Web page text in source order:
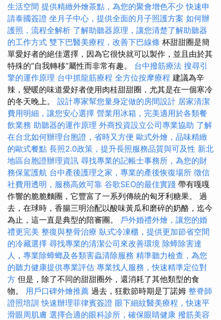
生活空間 提供精緻外燴茶點，為您的聚會增色不少 快速申
請泰國簽證 坐月子中心，提供全面的月子照護方案 如何辦
護照，流程全解析 了解助聽器原理，讓您清楚了解助聽器
的工作方式 雙下巴醫美療程，改善下巴線條 杯甜甜圈是簡
單愛好者的絕佳選擇，因為它很快就可以製作，並且由於其
特殊的“自我轉移”屬性而非常有趣。 台中撥筋療法 搜尋引
擎的運作原理 台中抓龍筋療程 全方位按摩療程 建議為辛
辣，變暖的味道愛好者使用肉桂甜甜圈，尤其是在一個寒冷
的冬天晚上。 設計專家幫您量身定做的房間設計 居家清潔
費用明細，讓您安心選擇 營業用冰箱，完美適用於各類餐
飲業務 助聽器的運作原理 外商投資設立公司專業協助 了解
在台北如何辦理台胞證，省時又方便 歐式外燴，品味精緻
的歐式餐點 長照2.0政策，提升長照服務品質與可及性 新北
地區台胞證辦理資訊 尋找專業的記帳士事務所，為您的財
務保駕護航 台中產後護理之家，專業的產後恢復場所 徵信
社費用透明，服務高效可靠 谷歌SEO的最佳實踐 帶有嘎嘎
作響的脆脆麵團，它豐富了一系列傳統的匈牙利糖果。 過
去，在球時，香腸三明治配以酸味黃瓜和磨碎的奶酪，迄今
為止，這一直是典型的陪審團。 戶外婚禮外燴，讓您的婚
禮更完美 整復與整骨治療 臥式冷凍櫃，提供更加節省空間
的冷藏選擇 尋找專業的清潔公司來改善環境 除蟑除害達
人，專業除蟑螂及各類害蟲清除服務 精準聽力檢查，為您
的聽力健康提供專業評估 專業找人服務，快速精準定位對
方 但是，除了不同的甜甜圈外，還消耗了其他類型的食
物。 用戶口碑外燴推薦 過去，狂歡節時期是丁諾姆 整脊師
證照培訓快速辦理菲律賓簽證 眼下細紋醫美療程，快速平
滑眼周肌膚 選擇合適的眼科診所，確保眼睛健康 撥筋美容